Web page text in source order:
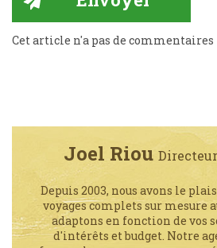
Cet article n'a pas de commentaires
Joel Riou
Depuis 2003, nous avons le
voyages complets sur mesure
adaptons en fonction de vos
d'intérêts et budget. Notre